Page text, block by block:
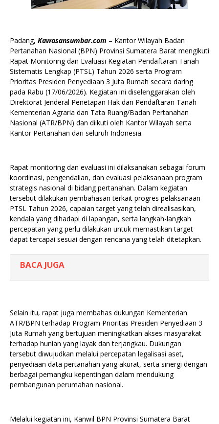
Padang, Kawasansumbar.com – Kantor Wilayah Badan
Pertanahan Nasional (BPN) Provinsi Sumatera Barat mengikuti
Rapat Monitoring dan Evaluasi Kegiatan Pendaftaran Tanah
Sistematis Lengkap (PTSL) Tahun 2026 serta Program
Prioritas Presiden Penyediaan 3 Juta Rumah secara daring
pada Rabu (17/06/2026). Kegiatan ini diselenggarakan oleh
Direktorat Jenderal Penetapan Hak dan Pendaftaran Tanah
Kementerian Agraria dan Tata Ruang/Badan Pertanahan
Nasional (ATR/BPN) dan diikuti oleh Kantor Wilayah serta
Kantor Pertanahan dari seluruh Indonesia.
Rapat monitoring dan evaluasi ini dilaksanakan sebagai forum
koordinasi, pengendalian, dan evaluasi pelaksanaan program
strategis nasional di bidang pertanahan. Dalam kegiatan
tersebut dilakukan pembahasan terkait progres pelaksanaan
PTSL Tahun 2026, capaian target yang telah direalisasikan,
kendala yang dihadapi di lapangan, serta langkah-langkah
percepatan yang perlu dilakukan untuk memastikan target
dapat tercapai sesuai dengan rencana yang telah ditetapkan.
BACA JUGA
Selain itu, rapat juga membahas dukungan Kementerian
ATR/BPN terhadap Program Prioritas Presiden Penyediaan 3
Juta Rumah yang bertujuan meningkatkan akses masyarakat
terhadap hunian yang layak dan terjangkau. Dukungan
tersebut diwujudkan melalui percepatan legalisasi aset,
penyediaan data pertanahan yang akurat, serta sinergi dengan
berbagai pemangku kepentingan dalam mendukung
pembangunan perumahan nasional.
Melalui kegiatan ini, Kanwil BPN Provinsi Sumatera Barat